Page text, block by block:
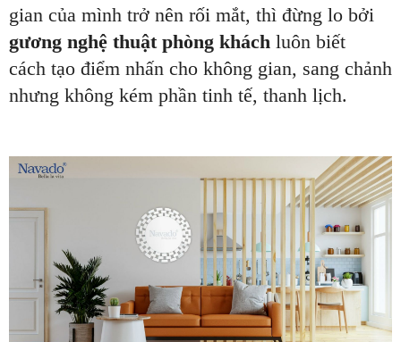
gian của mình trở nên rối mắt, thì đừng lo bởi
gương nghệ thuật phòng khách luôn biết
cách tạo điểm nhấn cho không gian, sang chảnh
nhưng không kém phần tinh tế, thanh lịch.